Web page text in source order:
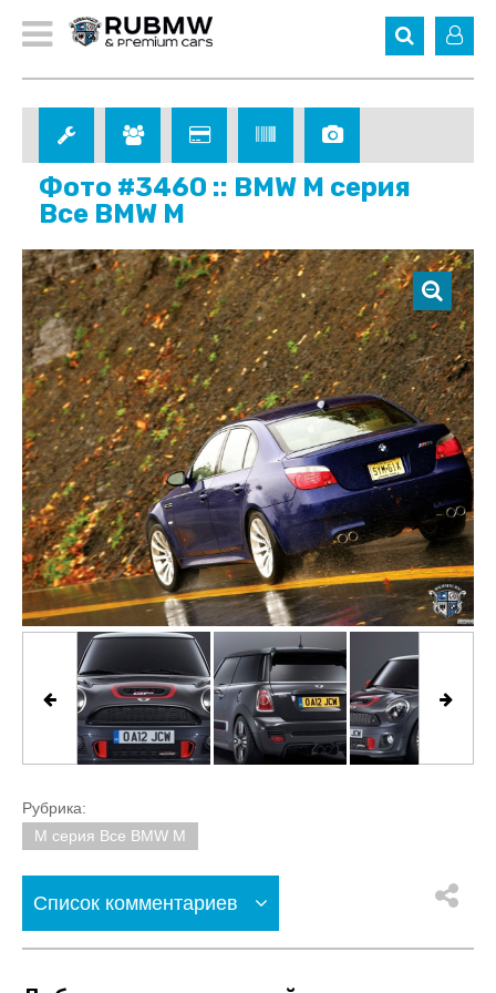
Фото #3460 :: BMW M серия
Все BMW M
Рубрика:
M серия Все BMW M
Список комментариев